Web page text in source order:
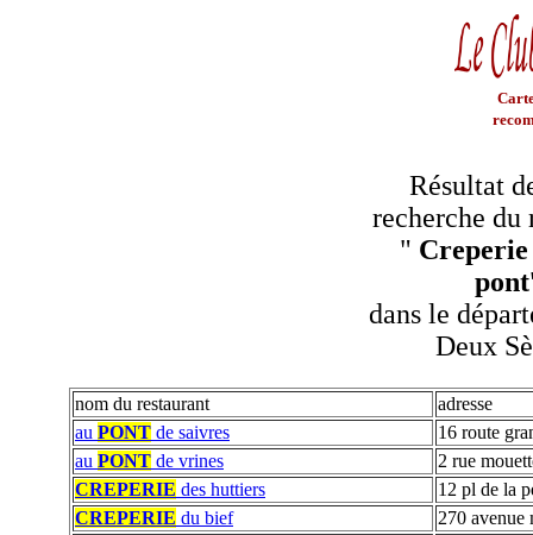
Résultat
recherche du
"
pont
dans le
Deux
nom du restaurant
adresse
au PONT de saivres
16 route
au PONT de vrines
2 rue
CREPERIE des huttiers
12 pl de la
CREPERIE du bief
270 avenue